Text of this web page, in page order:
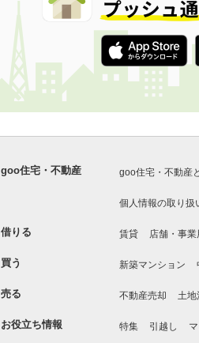
goo住宅・不動産 goo住宅・不動産
個人情報の取り扱
借りる 賃貸 店舗・事業
買う 新築マンション
売る 不動産売却 土地
お役立ち情報 特集 引越し